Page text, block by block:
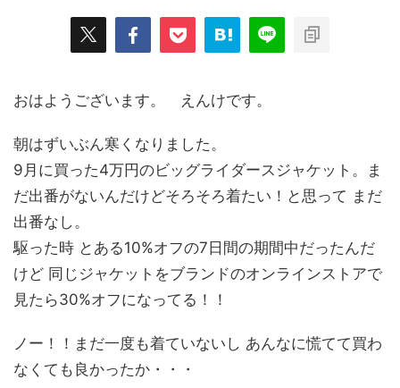
おはようございます。 えんけです。
朝はずいぶん寒くなりました。
9月に買った4万円のビッグライダースジャケット。ま
だ出番がないんだけどそろそろ着たい！と思って まだ
出番なし。
駆った時 とある10%オフの7日間の期間中だったんだ
けど 同じジャケットをブランドのオンラインストアで
見たら30%オフになってる！！
ノー！！まだ一度も着ていないし あんなに慌てて買わ
なくても良かったか・・・